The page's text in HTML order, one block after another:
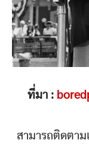
ที่มา :
สามารถติดตาม